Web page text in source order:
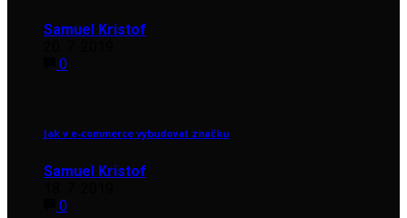
Samuel Kristof
0
Jak v e-commerce vybudovat značku
Samuel Kristof
0